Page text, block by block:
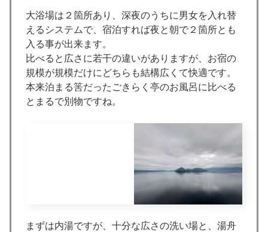
大浴場は２箇所あり、深夜のうちに男女を入れ替
えるシステムで、宿泊すれば夜と朝で２箇所とも
入る事が出来ます。
比べると広さに若干の違いがありますが、お宿の
規模が規模だけにどちらも結構広くて快適です。
本来泊まる筈だったごきらく亭のお風呂に比べる
とまるで別物ですね。
まずは内湯ですが、十分な広さの洗い場と、湯舟